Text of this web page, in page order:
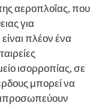
αεροπλοΐας, που
για
πλέον ένα
ισορροπίας, σε
μπορεί να